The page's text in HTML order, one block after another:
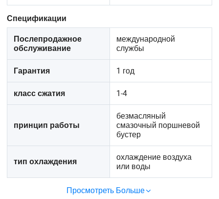
Спецификации
Послепродажное
обслуживание
международной
службы
Гарантия 1 год
класс сжатия 1-4
принцип работы
безмасляный
смазочный поршневой
бустер
тип охлаждения
охлаждение воздуха
или воды
Просмотреть Больше